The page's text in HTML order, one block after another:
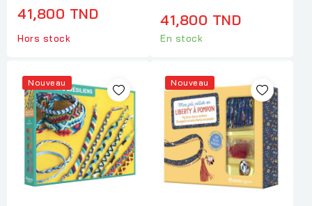
41,800 TND
Hors stock
41,800 TND
En stock
Nouveau Nouveau